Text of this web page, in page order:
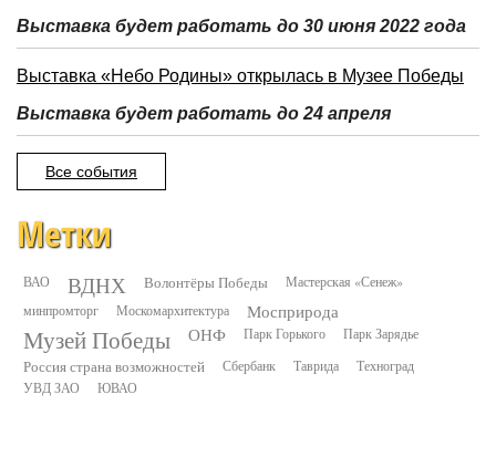
Выставка будет работать до 30 июня 2022 года
Выставка «Небо Родины» открылась в Музее Победы
Выставка будет работать до 24 апреля
Все события
Метки
ВАО ВДНХ Волонтёры Победы
Мастерская «Сенеж»
минпромторг
Москомархитектура Мосприрода
Музей Победы ОНФ Парк Горького Парк Зарядье
Россия страна возможностей Сбербанк Таврида
Техноград
УВД ЗАО
ЮВАО